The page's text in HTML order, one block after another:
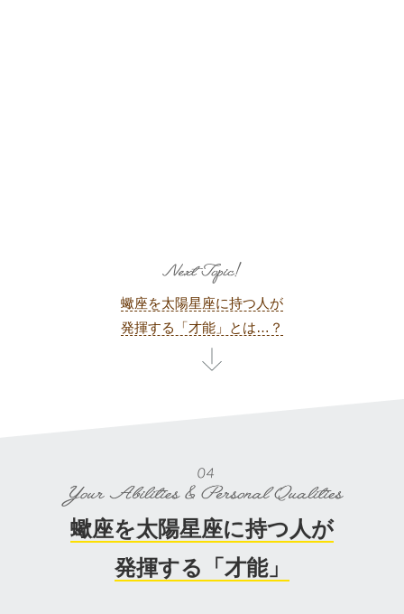
蠍座を太陽星座に持つ人が
発揮する「才能」とは…？
蠍座を太陽星座に持つ人が
発揮する「才能」